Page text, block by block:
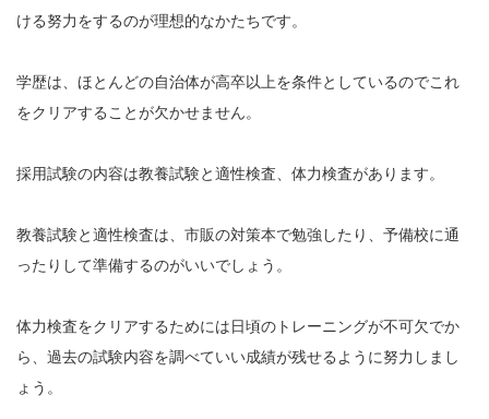
ける努力をするのが理想的なかたちです。
学歴は、ほとんどの自治体が高卒以上を条件としているのでこれ
をクリアすることが欠かせません。
採用試験の内容は教養試験と適性検査、体力検査があります。
教養試験と適性検査は、市販の対策本で勉強したり、予備校に通
ったりして準備するのがいいでしょう。
体力検査をクリアするためには日頃のトレーニングが不可欠でか
ら、過去の試験内容を調べていい成績が残せるように努力しまし
ょう。